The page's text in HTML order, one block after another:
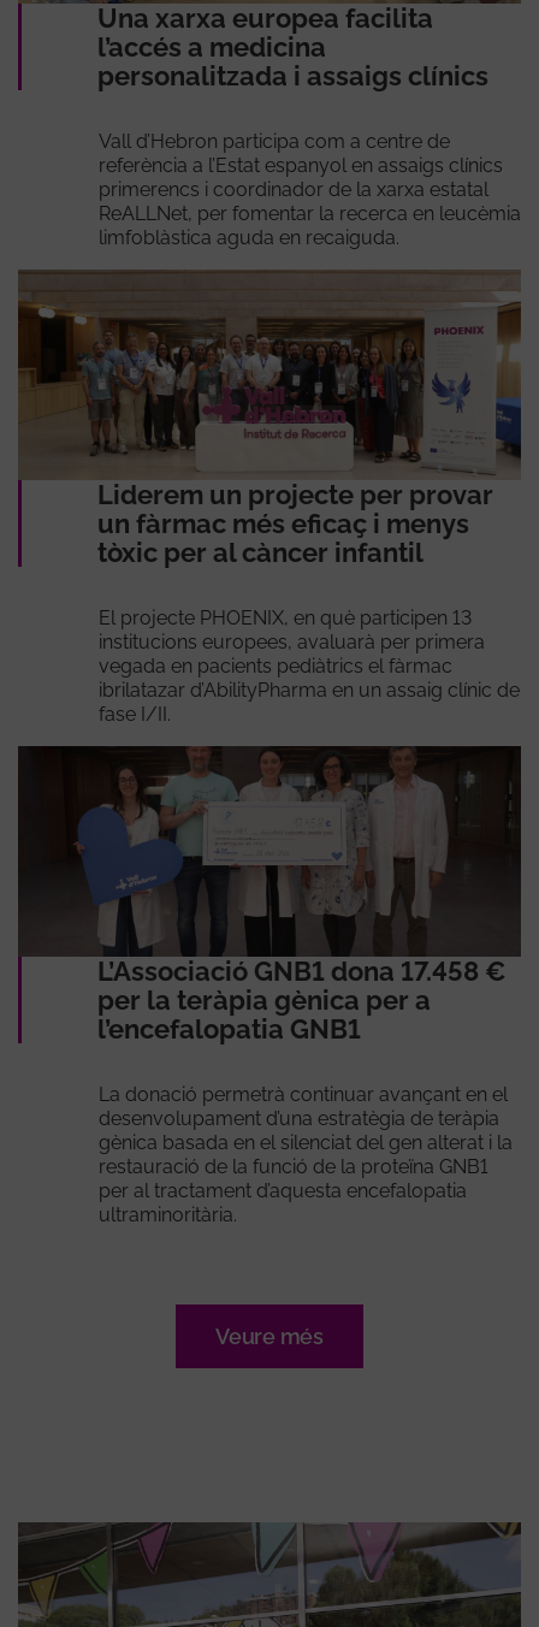
Una xarxa europea facilita
l’accés a medicina
personalitzada i assaigs clínics
Vall d’Hebron participa com a centre de
referència a l’Estat espanyol en assaigs clínics
primerencs i coordinador de la xarxa estatal
ReALLNet, per fomentar la recerca en leucèmia
limfoblàstica aguda en recaiguda.
Liderem un projecte per provar
un fàrmac més eficaç i menys
tòxic per al càncer infantil
El projecte PHOENIX, en què participen 13
institucions europees, avaluarà per primera
vegada en pacients pediàtrics el fàrmac
ibrilatazar d’AbilityPharma en un assaig clínic de
fase I/II.
L’Associació GNB1 dona 17.458 €
per la teràpia gènica per a
l’encefalopatia GNB1
La donació permetrà continuar avançant en el
desenvolupament d’una estratègia de teràpia
gènica basada en el silenciat del gen alterat i la
restauració de la funció de la proteïna GNB1
per al tractament d’aquesta encefalopatia
ultraminoritària.
Veure més